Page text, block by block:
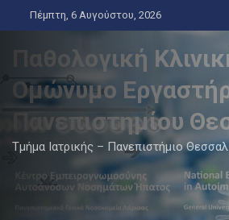
to
Πέμπτη, 6 Αυγούστου, 2026
Παθολογική
Ομώνυμο
Πανεπιστημίου
Τμήμα Ιατρικής – Πανεπιστήμιο